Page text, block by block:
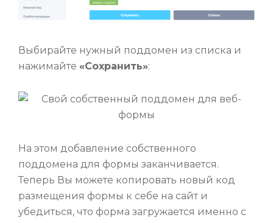
Выбирайте нужный поддомен из списка и
нажимайте «Сохранить»:
На этом добавление собственного
поддомена для формы заканчивается.
Теперь Вы можете копировать новый код
размещения формы к себе на сайт и
убедиться, что форма загружается именно с